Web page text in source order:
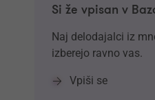
Si že vpisan v
Naj delodajalci iz
izberejo ravno vas.
Vpiši se